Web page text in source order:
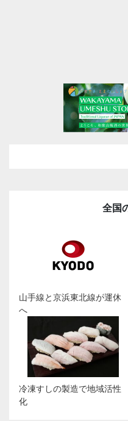
全国
山手線と京浜東北線が運休
へ
冷凍すしの製造で地域活性
化